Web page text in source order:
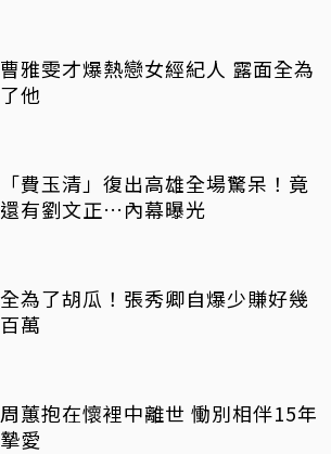
曹雅雯才爆熱戀女經紀人 露面全為
了他
「費玉清」復出高雄全場驚呆！竟
還有劉文正…內幕曝光
全為了胡瓜！張秀卿自爆少賺好幾
百萬
周蕙抱在懷裡中離世 慟別相伴15年
摯愛